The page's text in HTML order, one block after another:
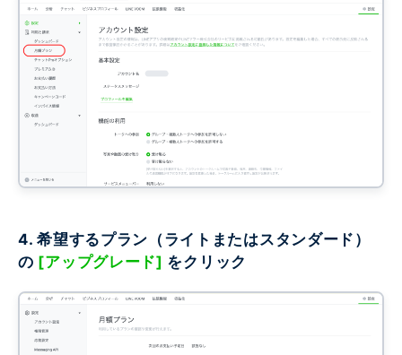
4. 希望するプラン（ライトまたはスタンダード）
の [アップグレード] をクリック